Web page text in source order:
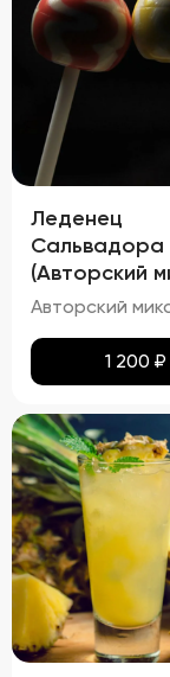
Леденец
Сальвадора
(Авторский
1 200 ₽